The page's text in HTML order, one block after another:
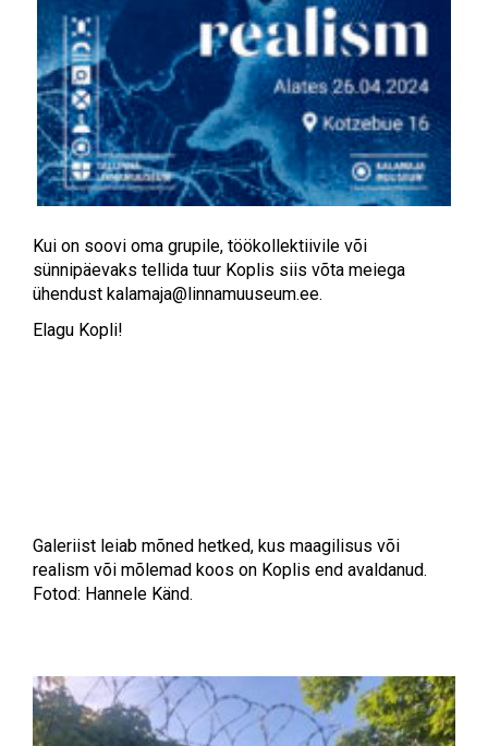
Kui on soovi oma grupile, töökollektiivile või
sünnipäevaks tellida tuur Koplis siis võta meiega
ühendust kalamaja@linnamuuseum.ee.
Elagu Kopli!
Galeriist leiab mõned hetked, kus maagilisus või
realism või mõlemad koos on Koplis end avaldanud.
Fotod: Hannele Känd.